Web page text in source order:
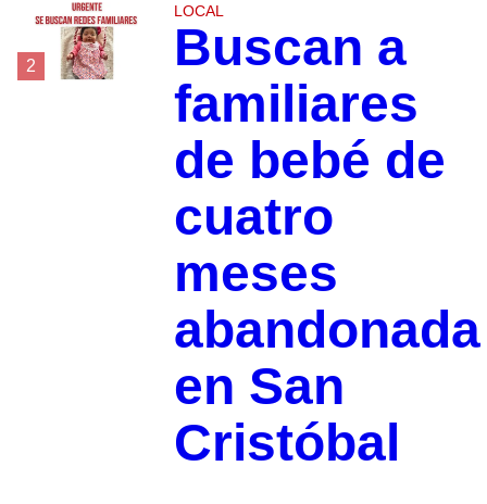
2
LOCAL
Buscan a
familiares
de bebé de
cuatro
meses
abandonada
en San
Cristóbal